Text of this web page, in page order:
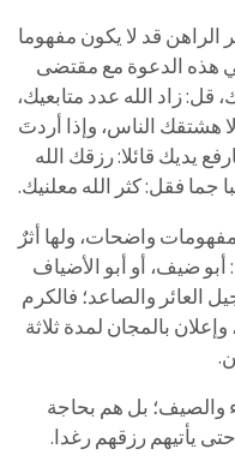
قد لا يكون مفهوما
هذه الدعوة مع مقتضى
قل: زاد الله عدد متابعيك،
هشتقك الناس، وإذا أردتَ
يديك قائلا: رزقك الله
جما فقل: كثر الله معلنيك.
واضحات، ولها أثرٌ
ضيف، أو أبو الأضياف
العائر والصاعد؛ فالكرم
وإعلان بالمجان لمدة ثلاثة
والصيف؛ بل هم بحاجة
يأتيهم رزقهم رغدا.